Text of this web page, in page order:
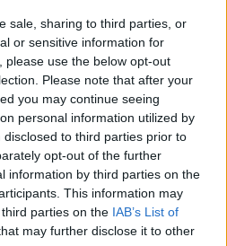
sale, sharing to third parties, or
or sensitive information for
please use the below opt-out
Please note that after your
you may continue seeing
personal information utilized by
to third parties prior to
opt-out of the further
information by third parties on the
This information may
parties on the IAB’s List of
may further disclose it to other
Leona XIV do Francji: wielka
monetę upamiętniającą Jana
do światowej modlitwy za Ukrainę